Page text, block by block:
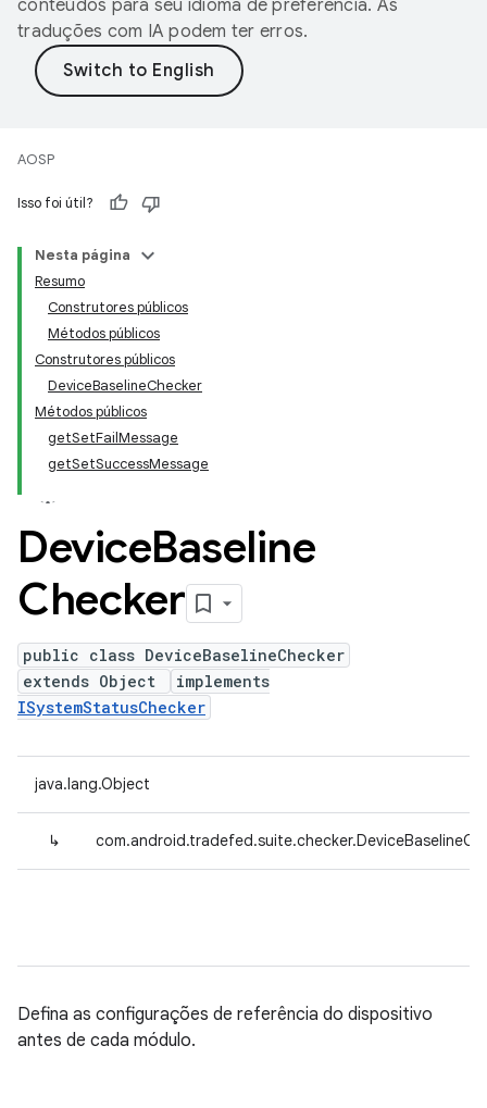
conteúdos para seu idioma de preferência. As
traduções com IA podem ter erros.
AOSP
Isso foi útil?
Nesta página
Resumo
Construtores públicos
Métodos públicos
Construtores públicos
DeviceBaselineChecker
Métodos públicos
getSetFailMessage
getSetSuccessMessage
DeviceBaseline
Checker
public class DeviceBaselineChecker
extends Object
implements
ISystemStatusChecker
java.lang.Object
↳
Defina as configurações de referência do dispositivo
antes de cada módulo.